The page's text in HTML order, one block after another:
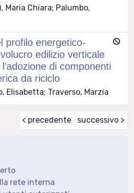
Maria Chiara; Palumbo,
profilo energetico-
edilizio verticale
di componenti
da riciclo
Elisabetta; Traverso, Marzia
< precedente successivo >
rete interna